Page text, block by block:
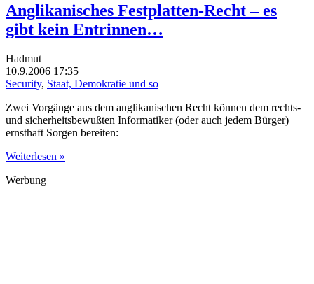
Anglikanisches Festplatten-Recht – es
gibt kein Entrinnen…
Hadmut
10.9.2006 17:35
Security, Staat, Demokratie und so
Zwei Vorgänge aus dem anglikanischen Recht können dem rechts-
und sicherheitsbewußten Informatiker (oder auch jedem Bürger)
ernsthaft Sorgen bereiten:
Weiterlesen »
Werbung